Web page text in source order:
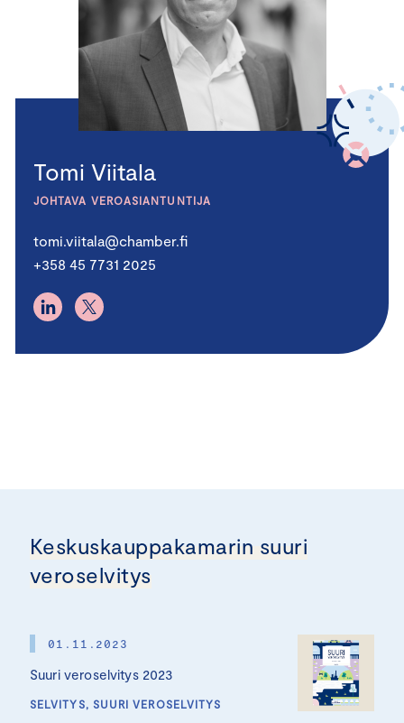
Tomi Viitala
JOHTAVA VEROASIANTUNTIJA
tomi.viitala@chamber.fi
+358 45 7731 2025
Keskuskauppakamarin suuri
veroselvitys
01.11.2023
Suuri veroselvitys 2023
SELVITYS, SUURI VEROSELVITYS